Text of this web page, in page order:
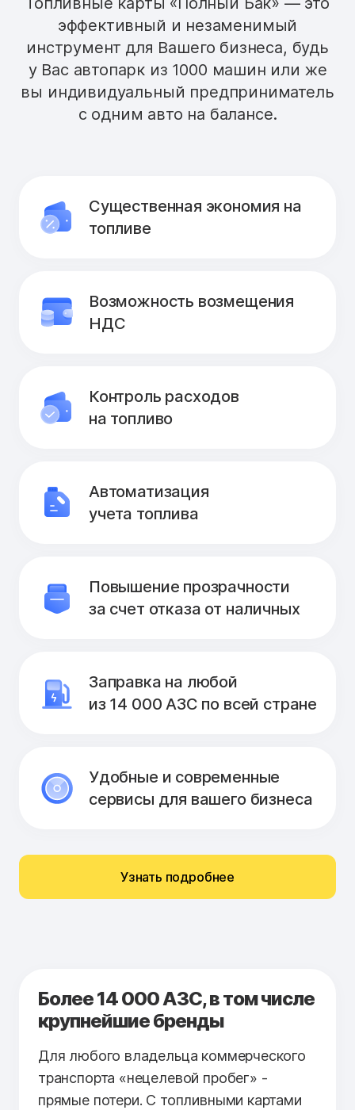
эффективный и незаменимый
инструмент для Вашего бизнеса, будь
у Вас автопарк из 1000 машин или же
вы индивидуальный предприниматель
с одним авто на балансе.
Существенная экономия на
топливе
Возможность возмещения
НДС
Контроль расходов
на топливо
Автоматизация
учета топлива
Повышение прозрачности
за счет отказа от наличных
Заправка на любой
из 14 000 АЗС по всей стране
Удобные и современные
сервисы для вашего бизнеса
Узнать подробнее
Более 14 000 АЗС, в том числе
крупнейшие бренды
Для любого владельца коммерческого
транспорта «нецелевой пробег» -
прямые потери. С топливными картами